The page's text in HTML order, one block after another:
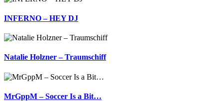
INFERNO – HEY DJ
Natalie Holzner – Traumschiff
MrGppM – Soccer Is a Bit…